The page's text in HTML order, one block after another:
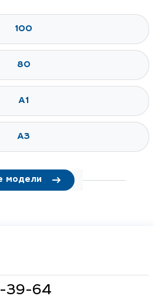
100
80
A1
A3
модели
39-64